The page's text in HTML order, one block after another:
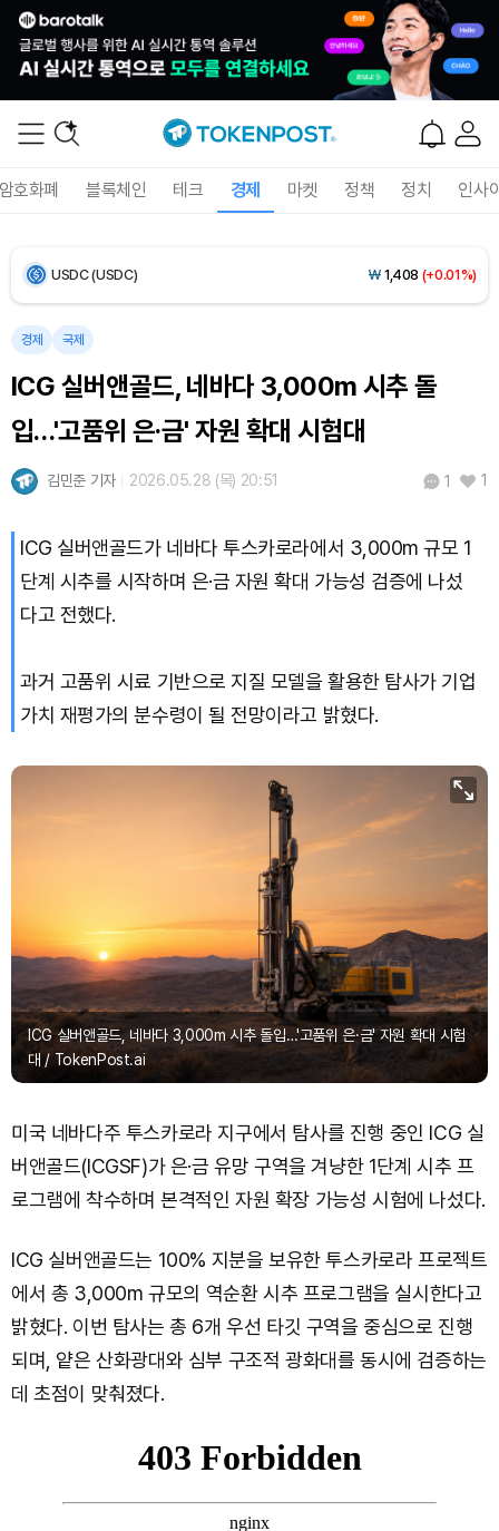
호화폐 블록체인 테크 경제 마켓 정책 정치 인사
Bitcoin (BTC) ₩91,465,061(+1.25%)
USDC (USDC) ₩ 1,408 (+0.01%)
XRP (XRP)
Solana (SOL) ₩105,026(+2.79%)
TRON (TRX) ₩
Dogecoin (DOGE) ₩98.65 (+1.60%)
Bitcoin (BTC)
경제 국제
ICG 실버앤골드, 네바다 3,000m 시추 돌
입…'고품위 은·금' 자원 확대 시험대
김민준 기자 2026.05.28 (목) 20:51 1 1
ICG 실버앤골드가 네바다 투스카로라에서 3,000m 규모 1
단계 시추를 시작하며 은·금 자원 확대 가능성 검증에 나섰
다고 전했다.
과거 고품위 시료 기반으로 지질 모델을 활용한 탐사가 기업
가치 재평가의 분수령이 될 전망이라고 밝혔다.
ICG 실버앤골드, 네바다 3,000m 시추 돌입…'고품위 은·금' 자원 확대 시험
대 / TokenPost.ai
미국 네바다주 투스카로라 지구에서 탐사를 진행 중인 ICG 실
버앤골드(ICGSF)가 은·금 유망 구역을 겨냥한 1단계 시추 프
로그램에 착수하며 본격적인 자원 확장 가능성 시험에 나섰다.
ICG 실버앤골드는 100% 지분을 보유한 투스카로라 프로젝트
에서 총 3,000m 규모의 역순환 시추 프로그램을 실시한다고
밝혔다. 이번 탐사는 총 6개 우선 타깃 구역을 중심으로 진행
되며, 얕은 산화광대와 심부 구조적 광화대를 동시에 검증하는
데 초점이 맞춰졌다.